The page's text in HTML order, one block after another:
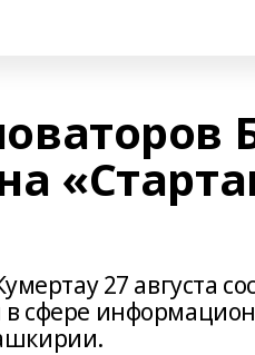
27 августа
сфере